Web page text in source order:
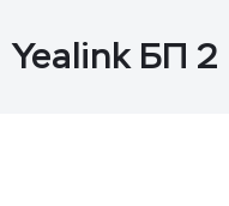
Yealink БП 2